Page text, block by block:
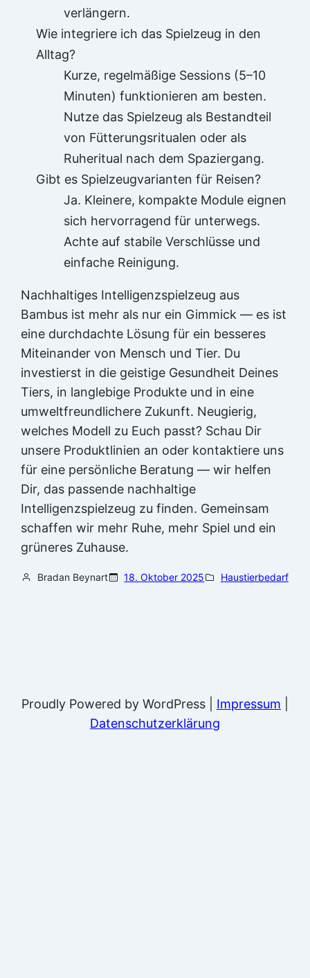
verlängern.
Wie integriere ich das Spielzeug in den
Alltag?
Kurze, regelmäßige Sessions (5–10
Minuten) funktionieren am besten.
Nutze das Spielzeug als Bestandteil
von Fütterungsritualen oder als
Ruheritual nach dem Spaziergang.
Gibt es Spielzeugvarianten für Reisen?
Ja. Kleinere, kompakte Module eignen
sich hervorragend für unterwegs.
Achte auf stabile Verschlüsse und
einfache Reinigung.
Nachhaltiges Intelligenzspielzeug aus
Bambus ist mehr als nur ein Gimmick — es ist
eine durchdachte Lösung für ein besseres
Miteinander von Mensch und Tier. Du
investierst in die geistige Gesundheit Deines
Tiers, in langlebige Produkte und in eine
umweltfreundlichere Zukunft. Neugierig,
welches Modell zu Euch passt? Schau Dir
unsere Produktlinien an oder kontaktiere uns
für eine persönliche Beratung — wir helfen
Dir, das passende nachhaltige
Intelligenzspielzeug zu finden. Gemeinsam
schaffen wir mehr Ruhe, mehr Spiel und ein
grüneres Zuhause.
Bradan Beynart 18. Oktober 2025 Haustierbedarf
Proudly Powered by WordPress | Impressum
Datenschutzerklärung